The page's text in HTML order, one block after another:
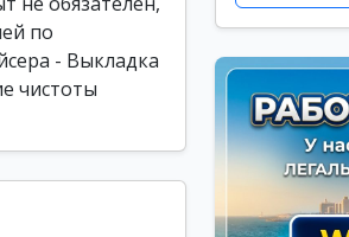
по
- Выкладка
чистоты